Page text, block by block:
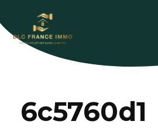
6c5760d1